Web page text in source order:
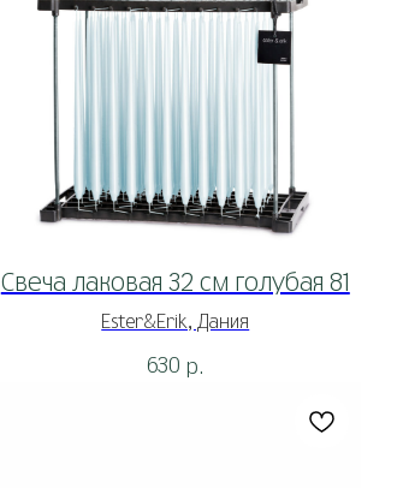
Свеча лаковая 32 см голубая 81
Ester&Erik, Дания
630 р.